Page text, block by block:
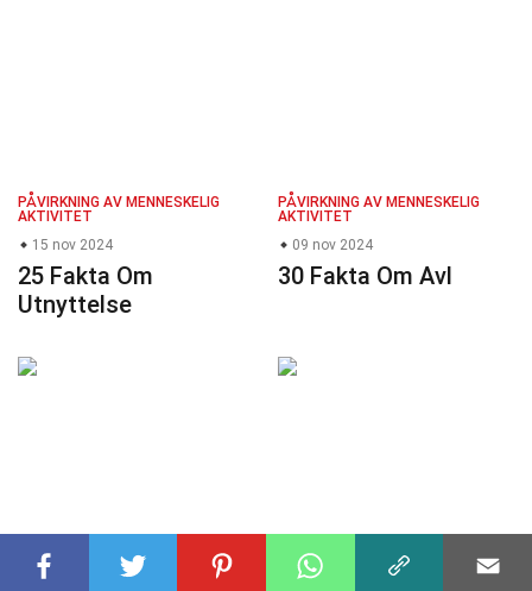
PÅVIRKNING AV MENNESKELIG
AKTIVITET
15 nov 2024
25 Fakta Om
Utnyttelse
PÅVIRKNING AV MENNESKELIG
AKTIVITET
09 nov 2024
30 Fakta Om Avl